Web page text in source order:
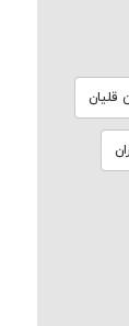
قلیان